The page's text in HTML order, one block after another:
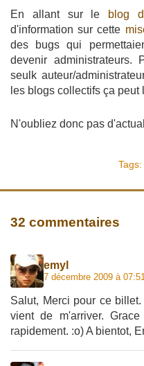
En allant sur le blog
d'information sur cette
des bugs qui
devenir
seulk auteur/
les blogs collectifs ça peut
N'oubliez donc pas
Tags:
32 commentaires
emyl
7 décembre 2009 à
Salut, Merci pour ce
vient de m'arriver.
rapidement. :o) A bientot,